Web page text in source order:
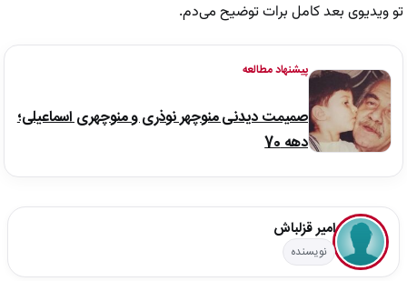
تو ویدیوی بعد کامل برات توضیح می‌دم.
پیشنهاد مطالعه
صمیمت دیدنی منوچهر نوذری و منوچهری اسماعیلی؛
دهه 70
امیر قزلباش
نویسنده